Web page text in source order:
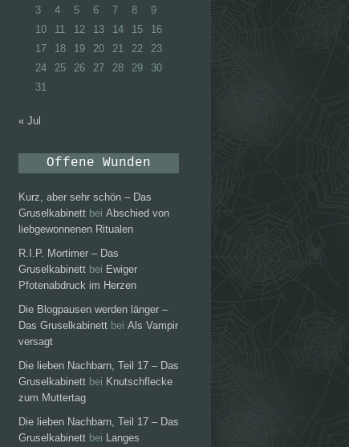
3
4 5 6 7 8
9
10
11 12 13 14 15
16
17
18 19 20 21 22
23
24
25 26 27 28 29
30
31
« Jul
Offene Wunden
Kurz, aber sehr schön – Das
Gruselkabinett bei Abschied von
liebgewonnenen Ritualen
R.I.P. Mortimer – Das
Gruselkabinett bei Ewiger
Pfotenabdruck im Herzen
Die Blogpausen werden länger –
Das Gruselkabinett bei Als Vampir
versagt
Die lieben Nachbarn, Teil 17 – Das
Gruselkabinett bei Knutschflecke
zum Muttertag
Die lieben Nachbarn, Teil 17 – Das
Gruselkabinett bei Langes